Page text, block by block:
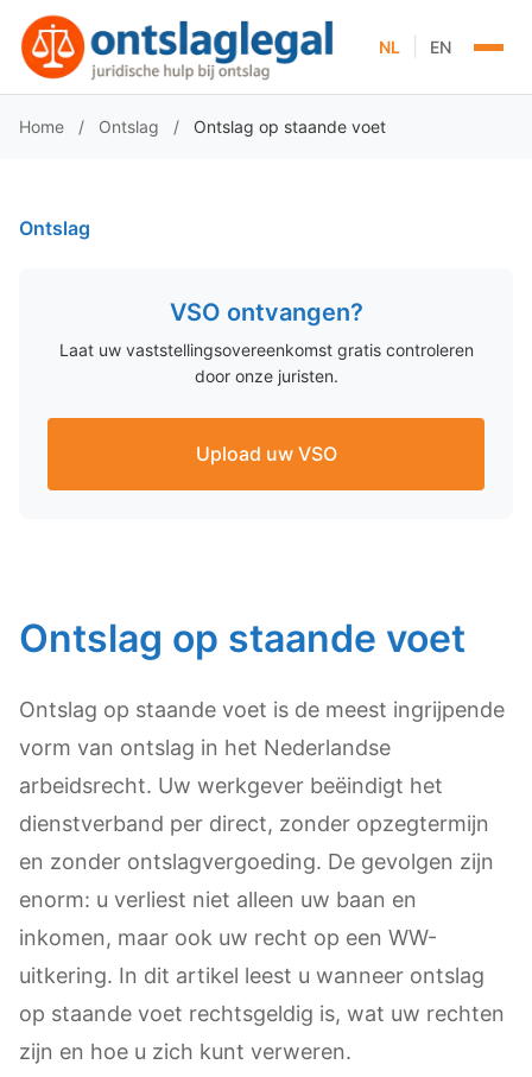
NL EN
Home / Ontslag / Ontslag op staande voet
Ontslag op staande voet
Ontslag op staande voet is de meest ingrijpende
vorm van ontslag in het Nederlandse
arbeidsrecht. Uw werkgever beëindigt het
dienstverband per direct, zonder opzegtermijn
en zonder ontslagvergoeding. De gevolgen zijn
enorm: u verliest niet alleen uw baan en
inkomen, maar ook uw recht op een WW-
uitkering. In dit artikel leest u wanneer ontslag
op staande voet rechtsgeldig is, wat uw rechten
zijn en hoe u zich kunt verweren.
Ontslag
VSO ontvangen?
Laat uw vaststellingsovereenkomst gratis controleren
door onze juristen.
Upload uw VSO